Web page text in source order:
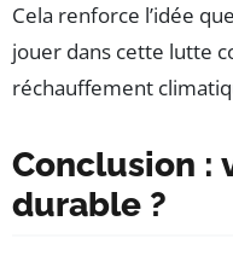
Cela renforce l’idée
jouer dans cette lutte
réchauffement
Conclusion :
durable ?